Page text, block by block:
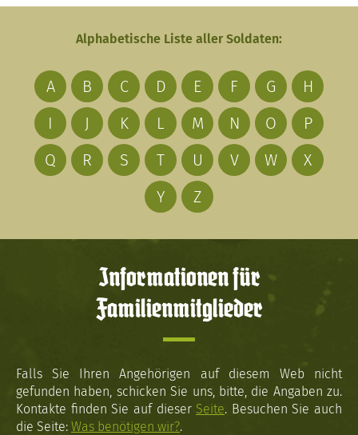
Alphabetische Liste aller Soldaten:
A B C D E F G
H
I
J K L M N O
P
Q
R S T U V W
X
Y
Z
Informationen für
Familienmitglieder
Falls Sie Ihren Angehörigen auf diesem Web nicht
gefunden haben, schicken Sie uns, bitte, die Angaben zu.
Kontakte finden Sie auf dieser Seite. Besuchen Sie auch
die Seite: Was benötigen wir?.